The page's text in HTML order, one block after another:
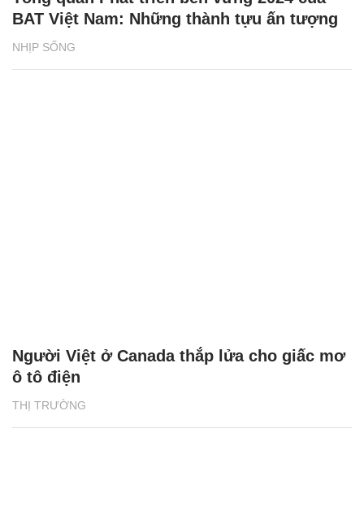
NHỊP SỐNG
BAT Việt Nam: Những thành tựu ấn tượng
THỊ TRƯỜNG
Người Việt ở Canada thắp lửa cho giấc mơ
ô tô điện